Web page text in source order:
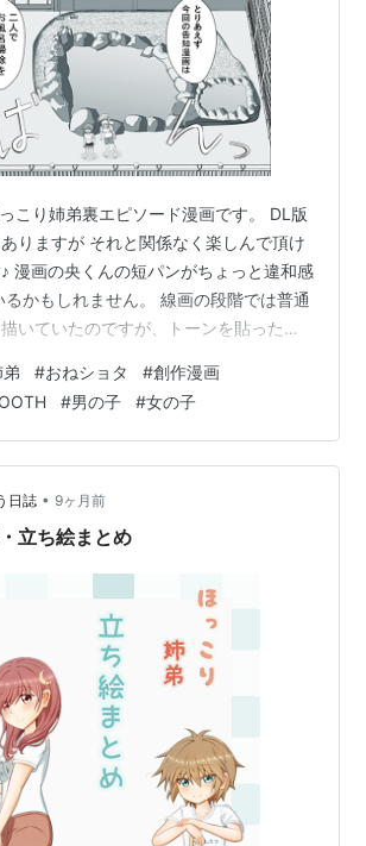
こり姉弟裏エピソード漫画です。 DL版
りますが それと関係なく楽しんで頂け
漫画の央くんの短パンがちょっと違和感
るかもしれません。 線画の段階では普通
いていたのですが、トーンを貼った
。 ただ、作中のティナちゃんも央くん
だと思っていますし、その流れのまま
。 どうぞ、「不自然な自然」として楽
いです お知らせ✩
www.melonbooks.co.jp ec.t…
#おねショタ #創作漫画
#男の子 #女の子
日誌 • 9ヶ月前
立ち絵まとめ